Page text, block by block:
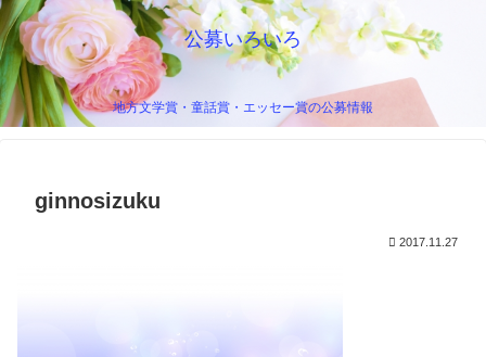
公募いろいろ
地方文学賞・童話賞・エッセー賞の公募情報
ginnosizuku
2017.11.27